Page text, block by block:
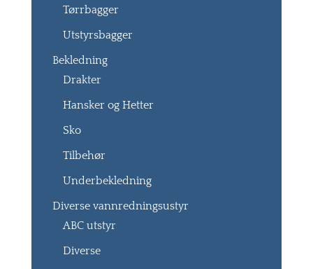
Tørrbagger
Utstyrsbagger
Bekledning
Drakter
Hansker og Hetter
Sko
Tilbehør
Underbekledning
Diverse vannredningsustyr
ABC utstyr
Diverse